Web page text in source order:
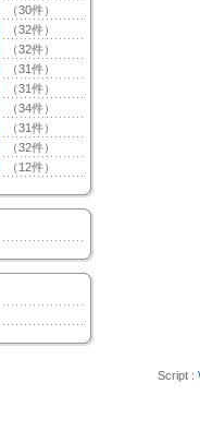
（30件）
（32件）
（32件）
（31件）
（31件）
（34件）
（31件）
（32件）
（12件）
Script :